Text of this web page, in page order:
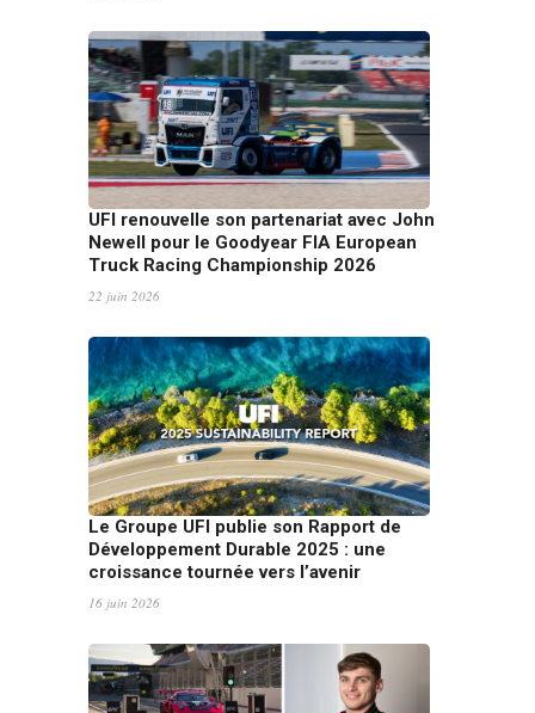
UFI renouvelle son partenariat avec John
Newell pour le Goodyear FIA European
Truck Racing Championship 2026
22 juin 2026
Le Groupe UFI publie son Rapport de
Développement Durable 2025 : une
croissance tournée vers l’avenir
16 juin 2026